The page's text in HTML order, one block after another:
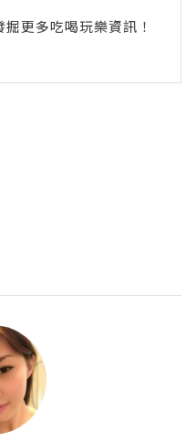
更多吃喝玩樂資訊！